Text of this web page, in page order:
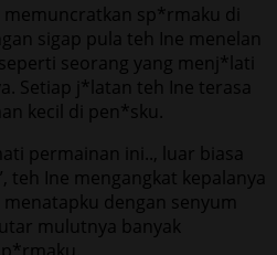
memuncratkan sp*rmaku di
sigap pula teh Ine menelan
seorang yang menj*lati
Setiap j*latan teh Ine terasa
kecil di pen*sku.
permainan ini.., luar biasa
teh Ine mengangkat kepalanya
dengan senyum
mulutnya banyak